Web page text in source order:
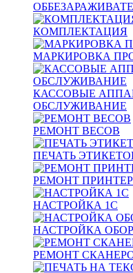
КОМПЛЕКТАЦИЯ
МАРКИРОВКА
КАССОВЫЕ
ОБСЛУЖИВАНИЕ
РЕМОНТ ВЕСОВ
ПЕЧАТЬ
РЕМОНТ
НАСТРОЙКА 1С
НАСТРОЙКА
РЕМОНТ